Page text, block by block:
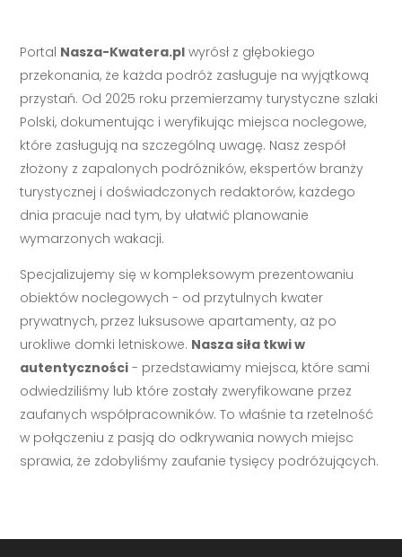
Portal Nasza-Kwatera.pl wyrósł z głębokiego
przekonania, że każda podróż zasługuje na wyjątkową
przystań. Od 2025 roku przemierzamy turystyczne szlaki
Polski, dokumentując i weryfikując miejsca noclegowe,
które zasługują na szczególną uwagę. Nasz zespół
złożony z zapalonych podróżników, ekspertów branży
turystycznej i doświadczonych redaktorów, każdego
dnia pracuje nad tym, by ułatwić planowanie
wymarzonych wakacji.
Specjalizujemy się w kompleksowym prezentowaniu
obiektów noclegowych - od przytulnych kwater
prywatnych, przez luksusowe apartamenty, aż po
urokliwe domki letniskowe. Nasza siła tkwi w
autentyczności - przedstawiamy miejsca, które sami
odwiedziliśmy lub które zostały zweryfikowane przez
zaufanych współpracowników. To właśnie ta rzetelność
w połączeniu z pasją do odkrywania nowych miejsc
sprawia, że zdobyliśmy zaufanie tysięcy podróżujących.